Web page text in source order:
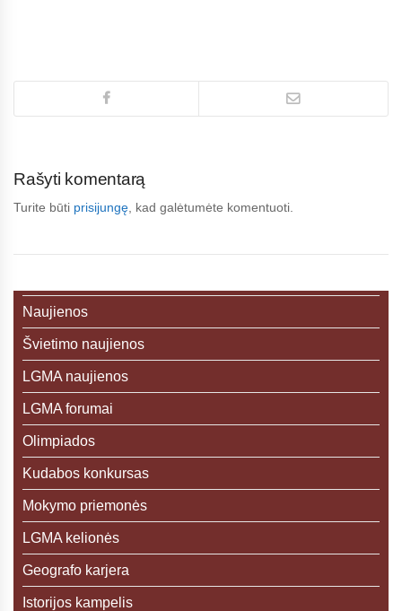
Rašyti komentarą
Turite būti prisijungę , kad galėtumėte komentuoti.
Naujienos
Švietimo naujienos
LGMA naujienos
LGMA forumai
Olimpiados
Kudabos konkursas
Mokymo priemonės
LGMA kelionės
Geografo karjera
Istorijos kampelis